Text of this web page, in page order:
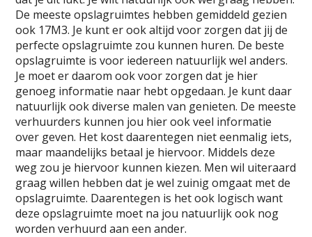
De meeste opslagruimtes hebben gemiddeld gezien
ook 17M3. Je kunt er ook altijd voor zorgen dat jij de
perfecte opslagruimte zou kunnen huren. De beste
opslagruimte is voor iedereen natuurlijk wel anders.
Je moet er daarom ook voor zorgen dat je hier
genoeg informatie naar hebt opgedaan. Je kunt daar
natuurlijk ook diverse malen van genieten. De meeste
verhuurders kunnen jou hier ook veel informatie
over geven. Het kost daarentegen niet eenmalig iets,
maar maandelijks betaal je hiervoor. Middels deze
weg zou je hiervoor kunnen kiezen. Men wil uiteraard
graag willen hebben dat je wel zuinig omgaat met de
opslagruimte. Daarentegen is het ook logisch want
deze opslagruimte moet na jou natuurlijk ook nog
worden verhuurd aan een ander.